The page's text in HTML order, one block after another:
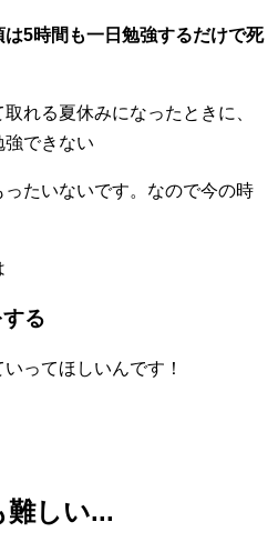
は5時間も一日勉強するだけで死
れる夏休みになったときに、
強できない
たいないです。なので今の時
る
ってほしいんです！
しい...